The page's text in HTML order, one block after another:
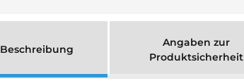
Beschreibung
Angaben zur
Produktsicherheit